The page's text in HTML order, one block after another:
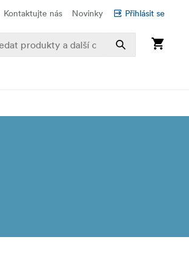
Kontaktujte nás Novinky Přihlásit se